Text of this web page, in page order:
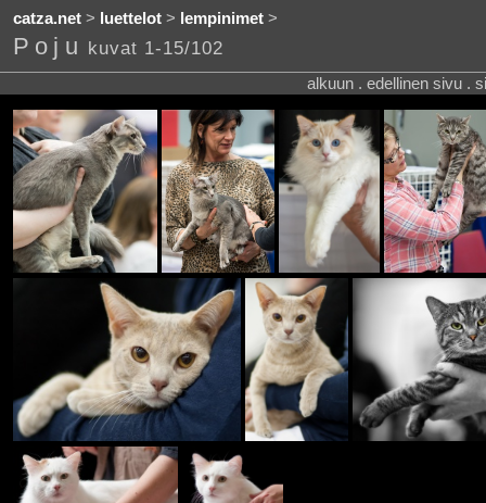
catza.net> luettelot> lempinimet>
Poju kuvat 1-15/102
alkuun . edellinen sivu .